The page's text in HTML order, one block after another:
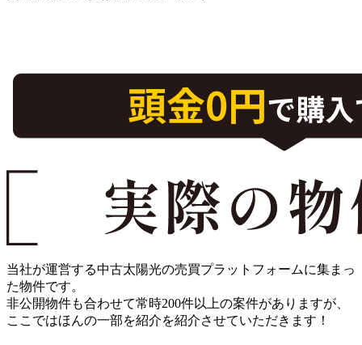
当社が運営する中古太陽光の売買プラットフォームに集まっ
た物件です。
非公開物件も合わせて常時200件以上の案件がありますが、
ここではほんの一部を紹介を紹介させていただきます！